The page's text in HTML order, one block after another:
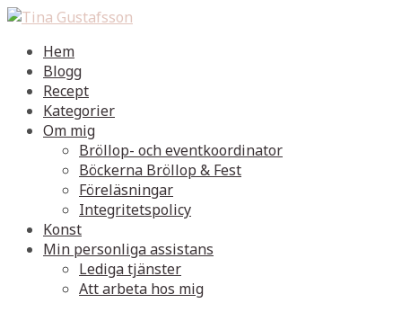
Hem
Blogg
Recept
Kategorier
Om mig
Bröllop- och eventkoordinator
Böckerna Bröllop & Fest
Föreläsningar
Integritetspolicy
Konst
Min personliga assistans
Lediga tjänster
Att arbeta hos mig